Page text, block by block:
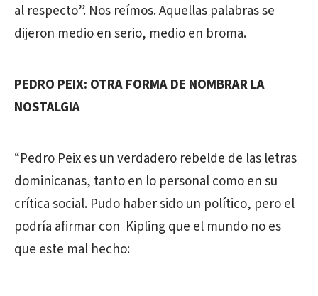
al respecto”. Nos reímos. Aquellas palabras se
dijeron medio en serio, medio en broma.
PEDRO PEIX: OTRA FORMA DE NOMBRAR LA
NOSTALGIA
“Pedro Peix es un verdadero rebelde de las letras
dominicanas, tanto en lo personal como en su
crítica social. Pudo haber sido un político, pero el
podría afirmar con Kipling que el mundo no es
que este mal hecho: